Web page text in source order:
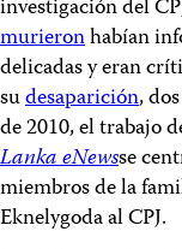
investigación del
murieronhabían
delicadas y eran
sudesaparición,
de 2010, el trabajo
Lanka eNewsse
miembros de la
Eknelygoda al CPJ.